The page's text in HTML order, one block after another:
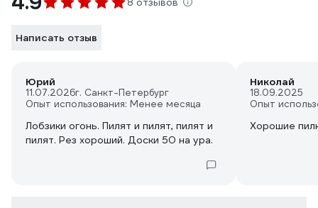
Написать отзыв
Юрий
11.07.2026г. Санкт-Петербург
Опыт использования: Менее месяца
Лобзики огонь. Пилят и пилят, пилят и
пилят. Рез хороший. Доски 50 на ура.
Николай
18.09.2025
Опыт
Хорошие